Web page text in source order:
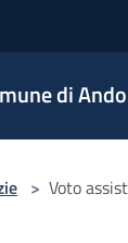
di
> Voto